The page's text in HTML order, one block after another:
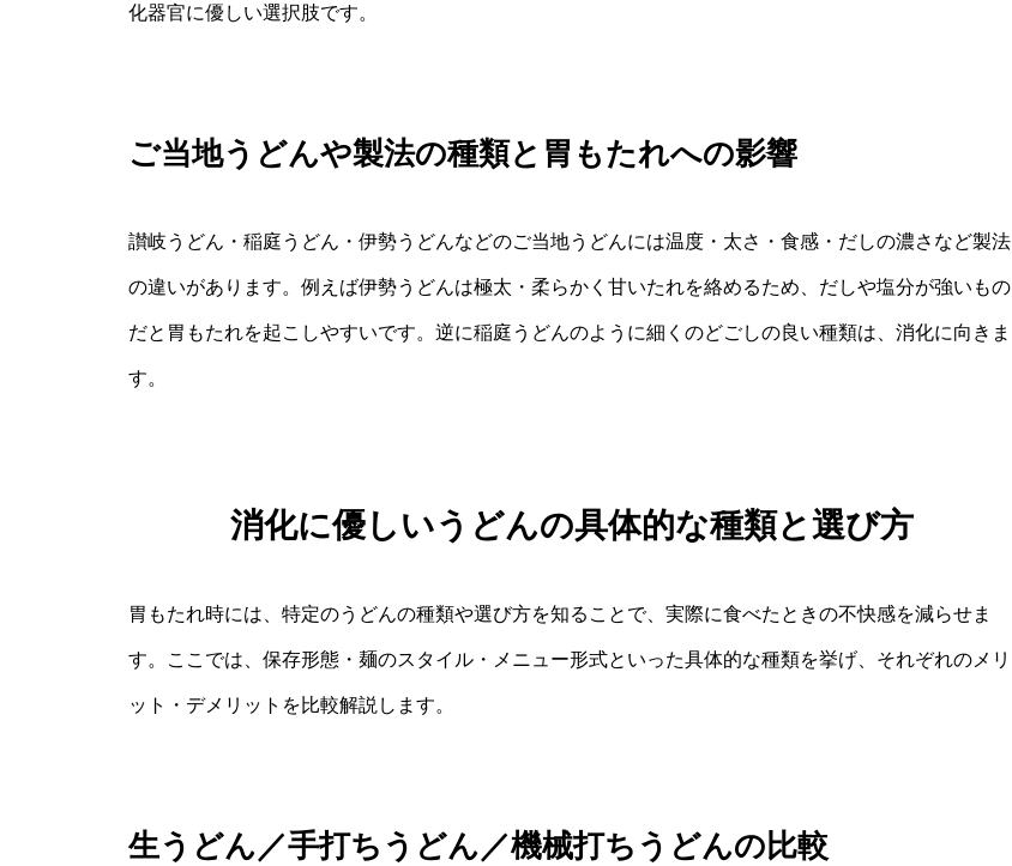
化器官に優しい選択肢です。
ご当地うどんや製法の種類と胃もたれへの影響
讃岐うどん・稲庭うどん・伊勢うどんなどのご当地うどんには温度・太さ・食感・だしの濃さなど製法
の違いがあります。例えば伊勢うどんは極太・柔らかく甘いたれを絡めるため、だしや塩分が強いもの
だと胃もたれを起こしやすいです。逆に稲庭うどんのように細くのどごしの良い種類は、消化に向きま
す。
消化に優しいうどんの具体的な種類と選び方
胃もたれ時には、特定のうどんの種類や選び方を知ることで、実際に食べたときの不快感を減らせま
す。ここでは、保存形態・麺のスタイル・メニュー形式といった具体的な種類を挙げ、それぞれのメリ
ット・デメリットを比較解説します。
生うどん／手打ちうどん／機械打ちうどんの比較